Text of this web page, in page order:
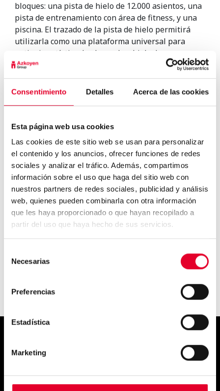
Consentimiento Detalles Acerca de las cookies
Esta página web usa cookies
Las cookies de este sitio web se usan para personalizar
el contenido y los anuncios, ofrecer funciones de redes
sociales y analizar el tráfico. Además, compartimos
información sobre el uso que haga del sitio web con
nuestros partners de redes sociales, publicidad y análisis
web, quienes pueden combinarla con otra información
que les haya proporcionado o que hayan recopilado a
partir del uso que haya hecho de sus servicios.
Necesarias
Preferencias
Estadística
Marketing
bloques: una pista de hielo de 12.000 asientos, una
pista de entrenamiento con área de fitness, y una
piscina. El trazado de la pista de hielo permitirá
utilizarla como una plataforma universal para
patinaje artístico, hockey sobre hielo, boxeo,
baloncesto, voleibol, así como una sala de
conciertos con 5.000 asientos. Su superficie total
será de 99.600 m
Azkoyen presenta con éxito
su gama de producto en...
Azkoyen presenta la nueva
Vitro Espresso Fresh Mil...
Simply
exquisite